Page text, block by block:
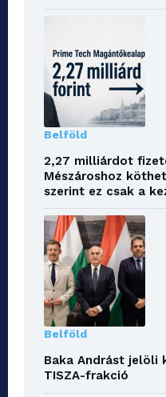
Belföld
2,27 milliárdot
Mészároshoz
szerint ez csak a
Belföld
Baka Andrást jelöli
TISZA-frakció